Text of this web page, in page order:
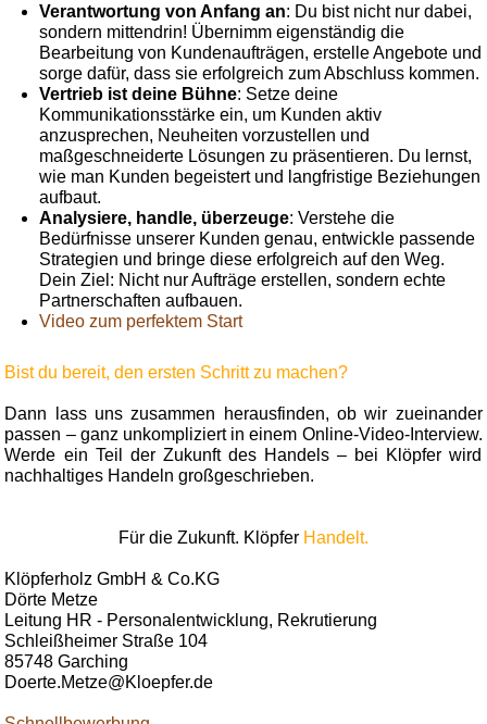
Verantwortung von Anfang an: Du bist nicht nur dabei,
sondern mittendrin! Übernimm eigenständig die
Bearbeitung von Kundenaufträgen, erstelle Angebote und
sorge dafür, dass sie erfolgreich zum Abschluss kommen.
Vertrieb ist deine Bühne: Setze deine
Kommunikationsstärke ein, um Kunden aktiv
anzusprechen, Neuheiten vorzustellen und
maßgeschneiderte Lösungen zu präsentieren. Du lernst,
wie man Kunden begeistert und langfristige Beziehungen
aufbaut.
Analysiere, handle, überzeuge: Verstehe die
Bedürfnisse unserer Kunden genau, entwickle passende
Strategien und bringe diese erfolgreich auf den Weg.
Dein Ziel: Nicht nur Aufträge erstellen, sondern echte
Partnerschaften aufbauen.
Video zum perfektem Start
Bist du bereit, den ersten Schritt zu machen?
Dann lass uns zusammen herausfinden, ob wir zueinander
passen – ganz unkompliziert in einem Online-Video-Interview.
Werde ein Teil der Zukunft des Handels – bei Klöpfer wird
nachhaltiges Handeln großgeschrieben.
Für die Zukunft. Klöpfer Handelt.
Klöpferholz GmbH & Co.KG
Dörte Metze
Leitung HR - Personalentwicklung, Rekrutierung
Schleißheimer Straße 104
85748 Garching
Doerte.Metze@Kloepfer.de